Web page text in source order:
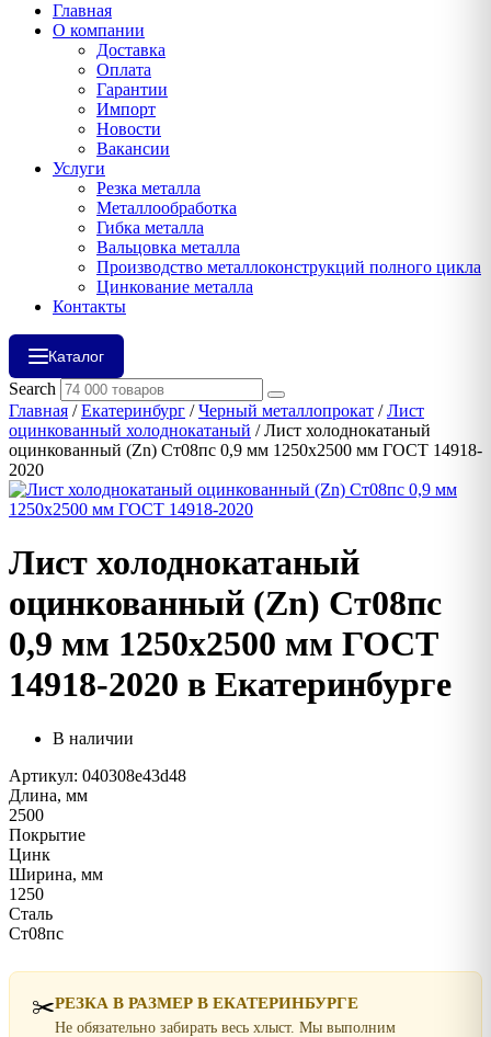
Главная
О компании
Доставка
Оплата
Гарантии
Импорт
Новости
Вакансии
Услуги
Резка металла
Металлообработка
Гибка металла
Вальцовка металла
Производство металлоконструкций полного цикла
Цинкование металла
Контакты
Каталог
Search
Главная /Екатеринбург /Черный металлопрокат /Лист
оцинкованный холоднокатаный / Лист холоднокатаный
оцинкованный (Zn) Ст08пс 0,9 мм 1250х2500 мм ГОСТ 14918-
2020
Лист холоднокатаный
оцинкованный (Zn) Ст08пс
0,9 мм 1250х2500 мм ГОСТ
14918-2020 в Екатеринбурге
В наличии
Артикул: 040308e43d48
Длина, мм
2500
Покрытие
Цинк
Ширина, мм
1250
Сталь
Ст08пс
✂️РЕЗКА В РАЗМЕР В ЕКАТЕРИНБУРГЕ
Не обязательно забирать весь хлыст. Мы выполним